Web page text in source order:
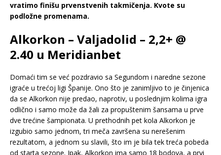
vratimo finišu prvenstvenih takmičenja. Kvote su
podložne promenama.
Alkorkon – Valjadolid – 2,2+ @
2.40 u Meridianbet
Domaći tim se već pozdravio sa Segundom i naredne sezone
igraće u trećoj ligi Španije. Ono što je zanimljivo to je činjenica
da se Alkorkon nije predao, naprotiv, u poslednjim kolima igra
odlično i samo može da žali za propuštenim šansama u prve
dve trećine šampionata. U prethodnih pet kola Alkorkon je
izgubio samo jednom, tri meča završena su nerešenim
rezultatom, a jednom su slavili, što im je bila tek treća pobeda
od starta sezone. Ipak, Alkorkon ima samo 18 bodova, a prvi